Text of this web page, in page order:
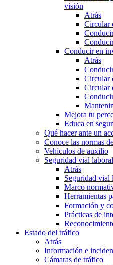
visión
Atrás
Circular
Conducir en
Atrás
Circular
Circular
Mejora tu
Educa en
Qué hacer ante un
Conoce las normas
Vehículos de auxilio
Seguridad vial laboral
Atrás
Seguridad vial
Marco
Herramientas
Formación y
Prácticas de
Estado del tráfico
Atrás
Información e
Cámaras de tráfico